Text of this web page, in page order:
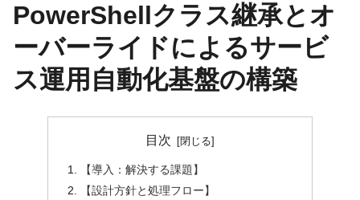
PowerShellクラス継承とオ
ーバーライドによるサービ
ス運用自動化基盤の構築
目次
【導入：解決する課題】
【設計方針と処理フロー】